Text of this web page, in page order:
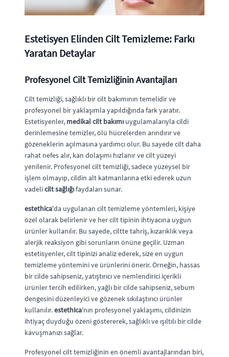
Estetisyen Elinden Cilt Temizleme: Farkı
Yaratan Detaylar
Profesyonel Cilt Temizliğinin Avantajları
Cilt temizliği, sağlıklı bir cilt bakımının temelidir ve
profesyonel bir yaklaşımla yapıldığında fark yaratır.
Estetisyenler, medikal cilt bakımı uygulamalarıyla cildi
derinlemesine temizler, ölü hücrelerden arındırır ve
gözeneklerin açılmasına yardımcı olur. Bu sayede cilt daha
rahat nefes alır, kan dolaşımı hızlanır ve cilt yüzeyi
yenilenir. Profesyonel cilt temizliği, sadece yüzeysel bir
işlem olmayıp, cildin alt katmanlarına etki ederek uzun
vadelicilt sağlığıfaydaları sunar.
estethica'da uygulanan cilt temizleme yöntemleri, kişiye
özel olarak belirlenir ve her cilt tipinin ihtiyacına uygun
ürünler kullanılır. Bu sayede, ciltte tahriş, kızarıklık veya
alerjik reaksiyon gibi sorunların önüne geçilir. Uzman
estetisyenler, cilt tipinizi analiz ederek, size en uygun
temizleme yöntemini ve ürünlerini önerir. Örneğin, hassas
bir cilde sahipseniz, yatıştırıcı ve nemlendirici içerikli
ürünler tercih edilirken, yağlı bir cilde sahipseniz, sebum
dengesini düzenleyici ve gözenek sıkılaştırıcı ürünler
kullanılır.estethica'nın profesyonel yaklaşımı, cildinizin
ihtiyaç duyduğu özeni göstererek, sağlıklı ve ışıltılı bir cilde
kavuşmanızı sağlar.
Profesyonel cilt temizliğinin en önemli avantajlarından biri,